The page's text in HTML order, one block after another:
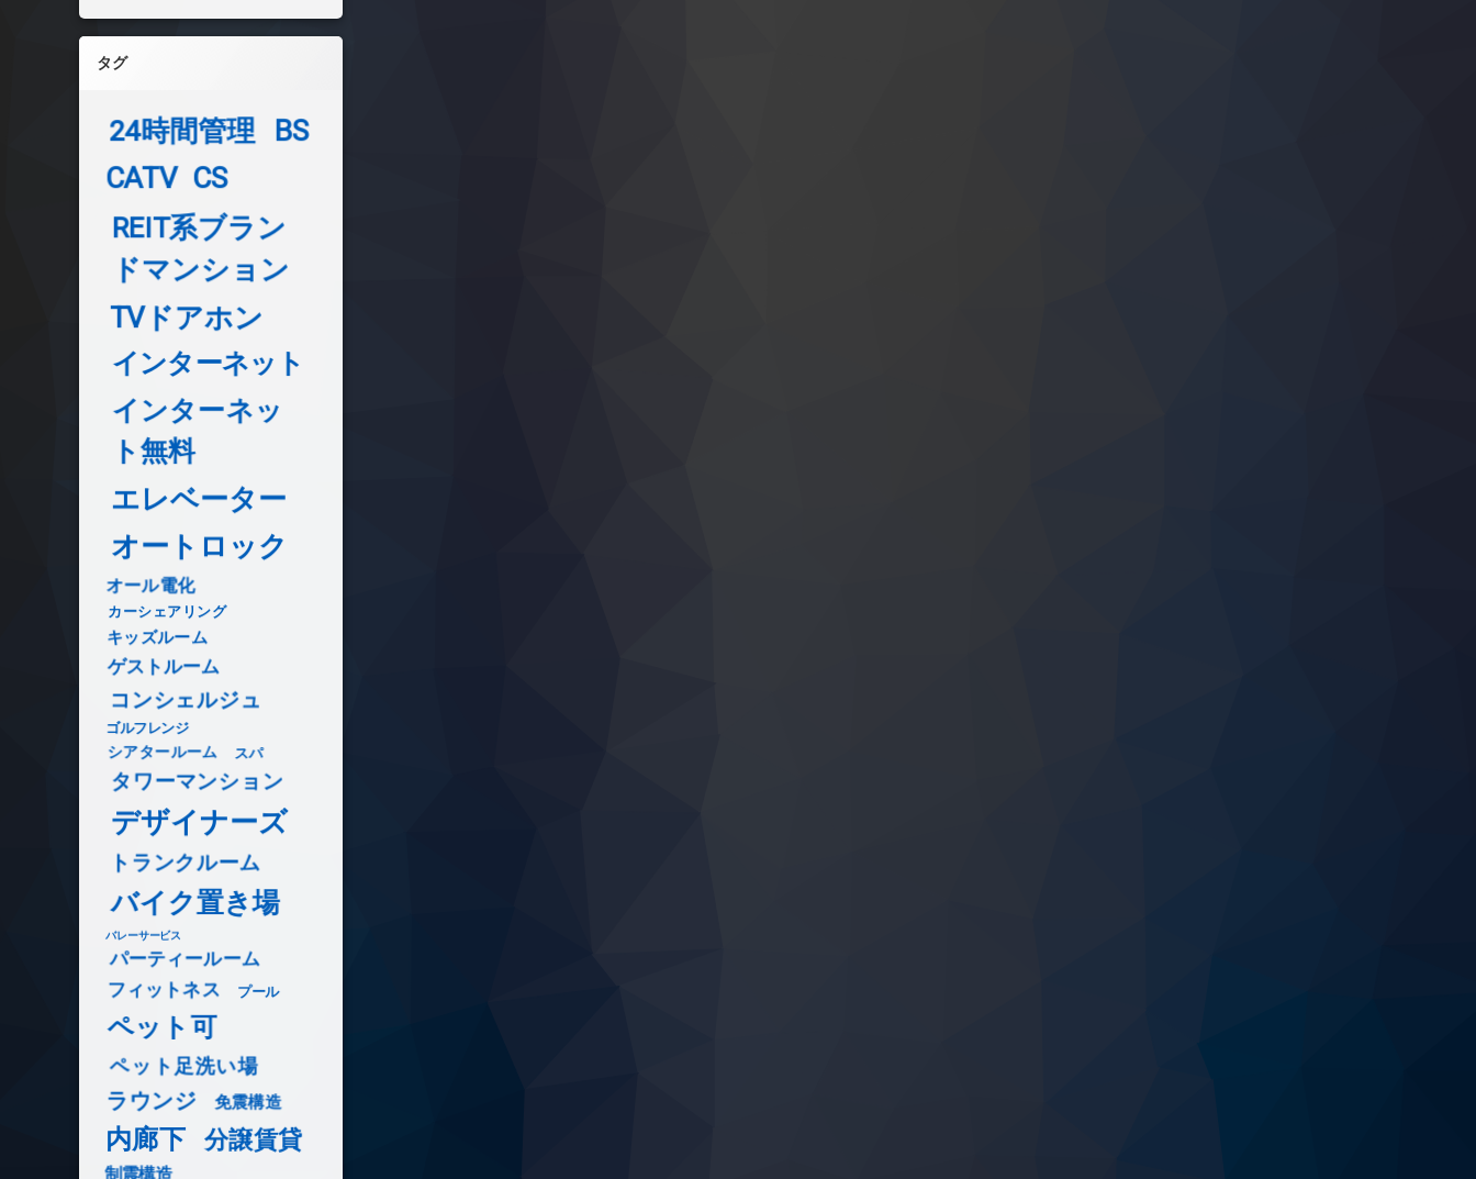
タグ
24時間管理
BS
CATV CS
REIT系ブラン
ドマンション
TVドアホン
インターネット
インターネッ
ト無料
エレベーター
オートロック
オール電化
カーシェアリング
キッズルーム
ゲストルーム
コンシェルジュ
ゴルフレンジ
シアタールーム スパ
タワーマンション
デザイナーズ
トランクルーム
バイク置き場
バレーサービス
パーティールーム
フィットネス プール
ペット可
ペット足洗い場
ラウンジ 免震構造
内廊下 分譲賃貸
制震構造